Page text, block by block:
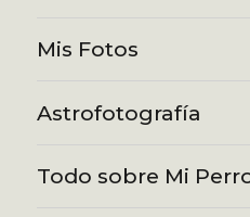
Mis Fotos
Astrofotografía
Todo sobre Mi